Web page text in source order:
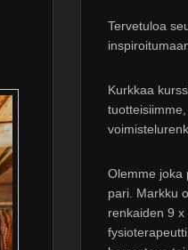
Tervetuloa
Kurkkaa
Olemme joka
pari. Markku
renkaiden 9